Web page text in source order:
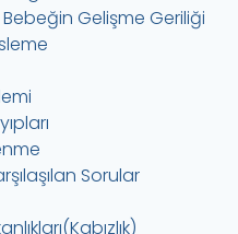
Gelişme Geriliği
Sorular